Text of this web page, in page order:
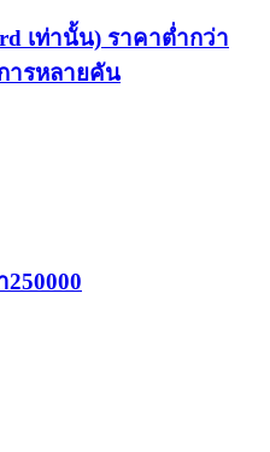
เท่านั้น) ราคาต่ำกว่า
ารหลายคัน